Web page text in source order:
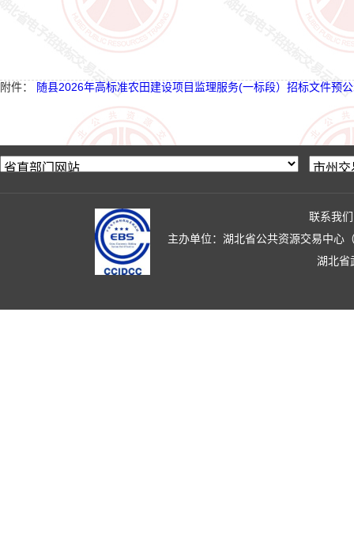
附件： 随县2026年高标准农田建设项目监理服务(一标段）招标文件预
联系我们
主办单位：湖北省公共资源交易中心
湖北省